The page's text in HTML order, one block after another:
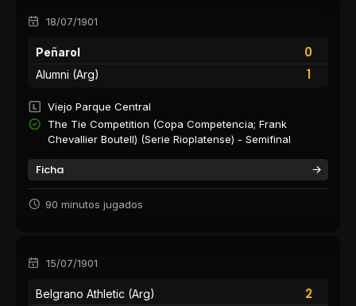
18/07/1901
Peñarol
0
1
Alumni (Arg)
Viejo Parque Central
The Tie Competition (Copa Competencia; Frank
Chevallier Boutell) (Serie Rioplatense) - Semifinal
Ficha
90 minutos jugados
15/07/1901
Belgrano Athletic (Arg)
2